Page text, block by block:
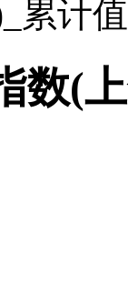
累计
数(